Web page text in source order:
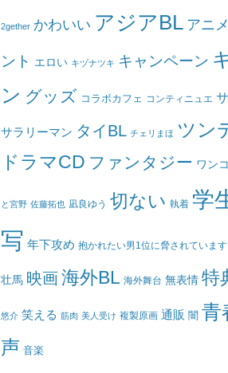
2gether かわいい アジアBL アニメ
ント エロい キヅナツキ キャンペーン
ン グッズ コラボカフェ コンティニュエ
サラリーマン タイBL チェリまほ ツン
ドラマCD ファンタジー ワンコ
と宮野 佐藤拓也 凪良ゆう 切ない 執着 学
写 年下攻め 抱かれたい男1位に脅されています
壮馬 映画海外BL 海外舞台 無表情 特
悠介 笑える 筋肉 美人受け 複製原画 通販 闇 青
声 音楽